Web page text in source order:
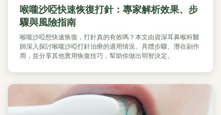
喉嚨沙啞快速恢復打針：專家解析效果、步
驟與風險指南
喉嚨沙啞想快速恢復，打針真的有效嗎？本文由資深耳鼻喉科醫
師深入探討喉嚨沙啞打針治療的適用情況、具體步驟、潛在副作
用，並分享其他實用恢復技巧，幫助你做出明智決定。